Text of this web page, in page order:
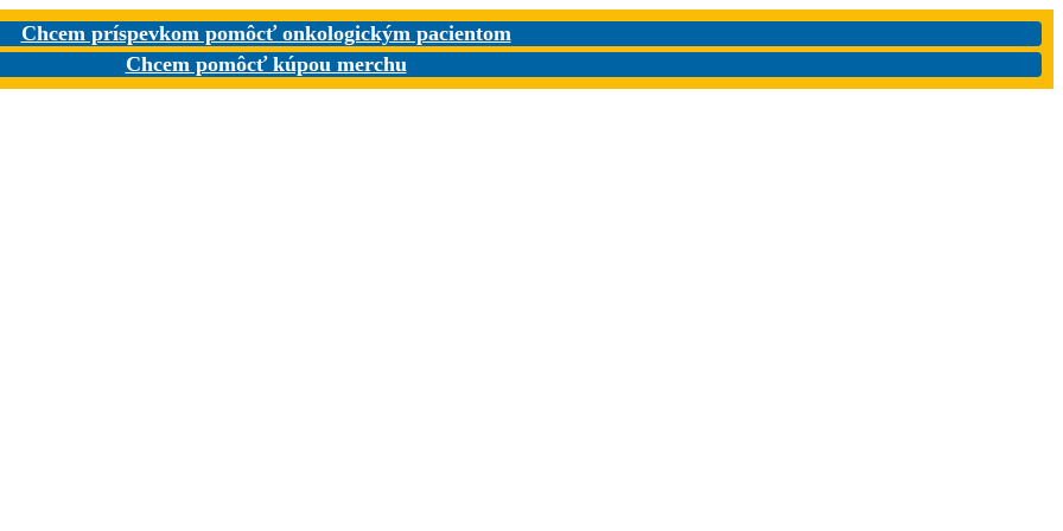
Chcem príspevkom pomôcť onkologickým pacientom
Chcem pomôcť kúpou merchu